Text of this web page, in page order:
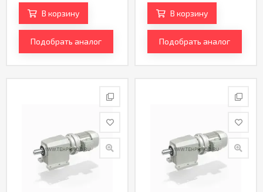
В корзину
Подобрать аналог
В корзину
Подобрать аналог